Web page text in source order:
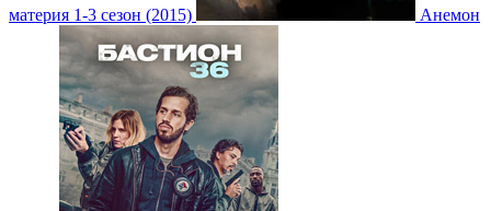
материя 1-3 сезон (2015) Анемон